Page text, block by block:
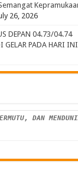
26, 2026
DEPAN 04.73/04.74
GELAR PADA HARI INI
DAN